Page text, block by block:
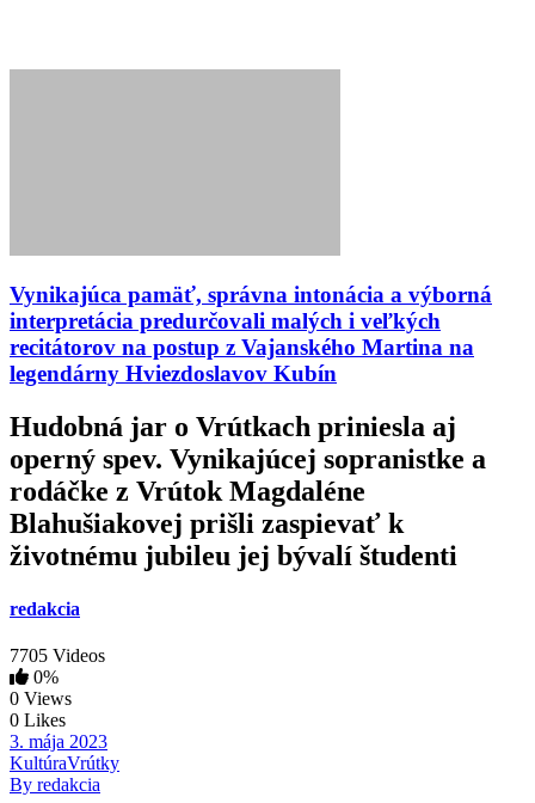
Vynikajúca pamäť, správna intonácia a výborná
interpretácia predurčovali malých i veľkých
recitátorov na postup z Vajanského Martina na
legendárny Hviezdoslavov Kubín
Hudobná jar o Vrútkach priniesla aj
operný spev. Vynikajúcej sopranistke a
rodáčke z Vrútok Magdaléne
Blahušiakovej prišli zaspievať k
životnému jubileu jej bývalí študenti
redakcia
7705 Videos
0%
0 Views
0 Likes
3. mája 2023
KultúraVrútky
By redakcia